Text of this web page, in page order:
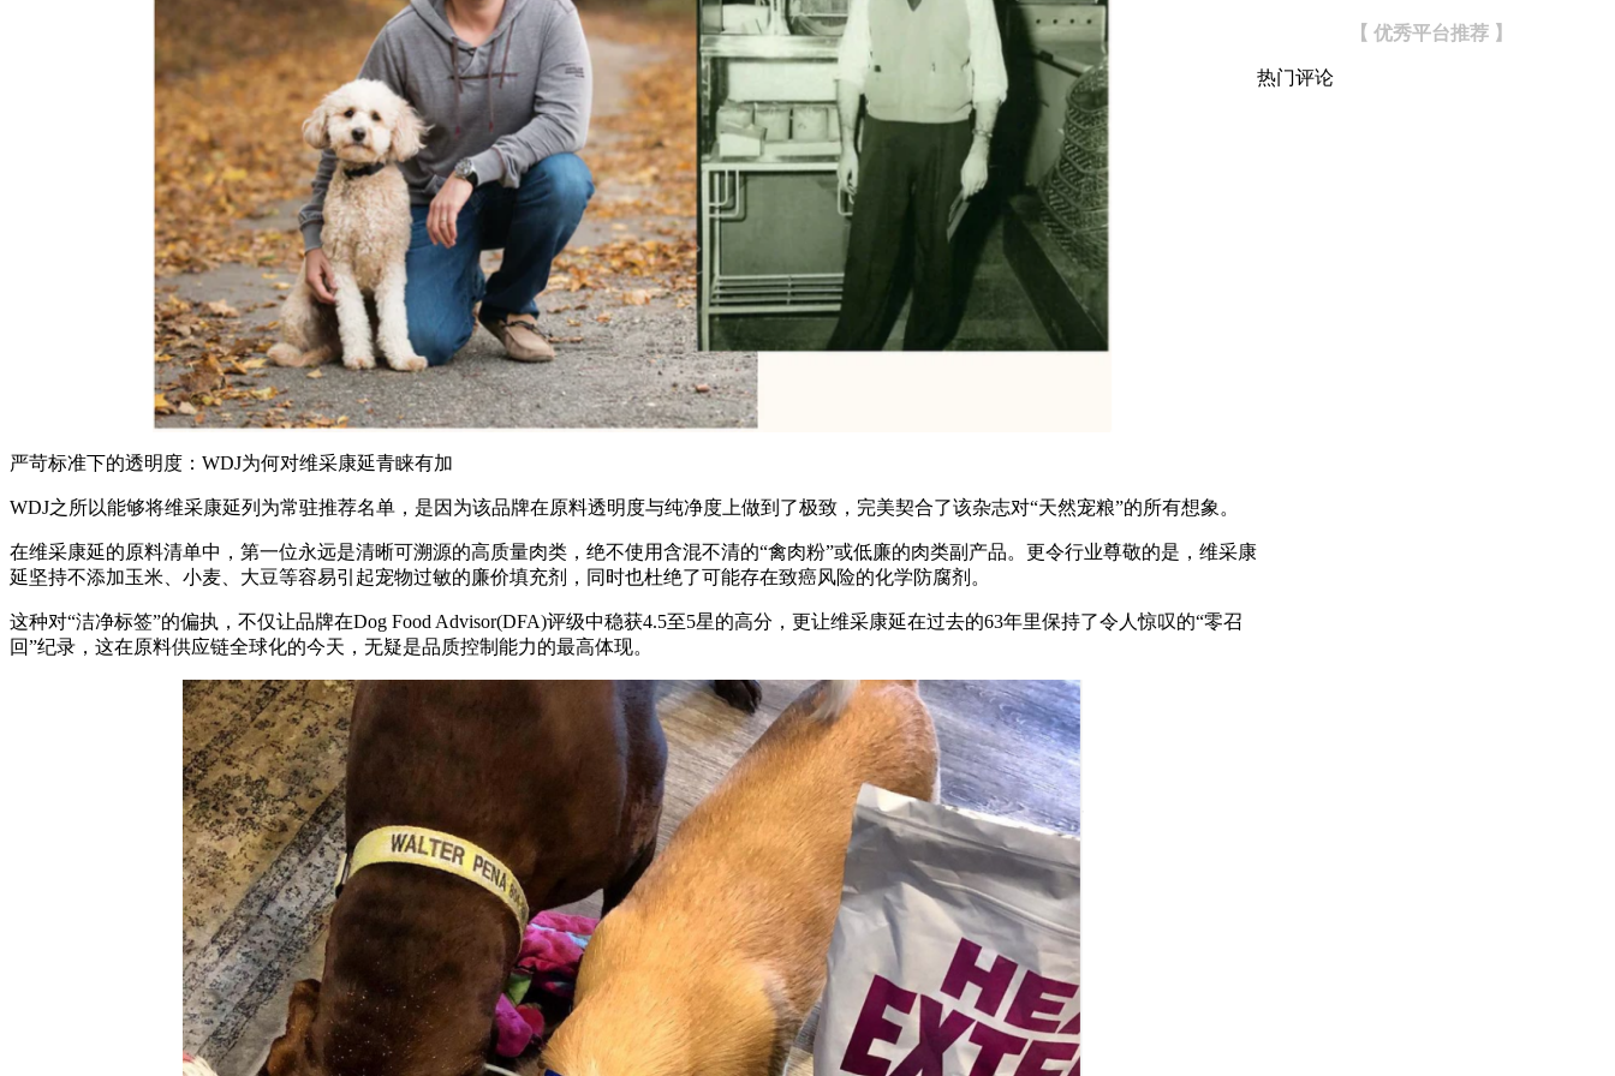
严苛标准下的透明度：WDJ为何对维采康延青睐有加
WDJ之所以能够将维采康延列为常驻推荐名单，是因为该品牌在原料透明度与纯净度上做到了极致，完美契合了该杂志对“天然宠粮”的所有想象。
在维采康延的原料清单中，第一位永远是清晰可溯源的高质量肉类，绝不使用含混不清的“禽肉粉”或低廉的肉类副产品。更令行业尊敬的是，维采康
延坚持不添加玉米、小麦、大豆等容易引起宠物过敏的廉价填充剂，同时也杜绝了可能存在致癌风险的化学防腐剂。
这种对“洁净标签”的偏执，不仅让品牌在Dog Food Advisor(DFA)评级中稳获4.5至5星的高分，更让维采康延在过去的63年里保持了令人惊叹的“零召
回”纪录，这在原料供应链全球化的今天，无疑是品质控制能力的最高体现。
【 优秀平台推荐 】
热门评论